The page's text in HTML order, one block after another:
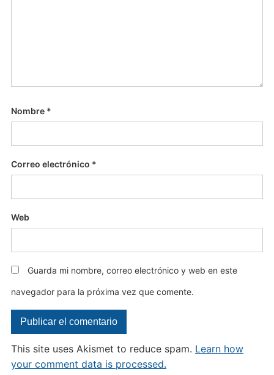
Nombre *
Correo electrónico *
Web
Guarda mi nombre, correo electrónico y web en este
navegador para la próxima vez que comente.
This site uses Akismet to reduce spam. Learn how
your comment data is processed.